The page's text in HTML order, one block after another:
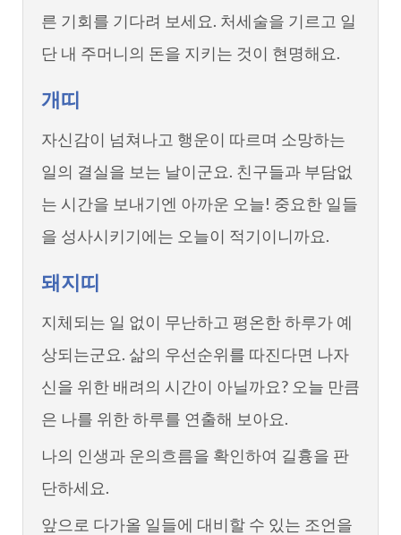
른 기회를 기다려 보세요. 처세술을 기르고 일
단 내 주머니의 돈을 지키는 것이 현명해요.
개띠
자신감이 넘쳐나고 행운이 따르며 소망하는
일의 결실을 보는 날이군요. 친구들과 부담없
는 시간을 보내기엔 아까운 오늘! 중요한 일들
을 성사시키기에는 오늘이 적기이니까요.
돼지띠
지체되는 일 없이 무난하고 평온한 하루가 예
상되는군요. 삶의 우선순위를 따진다면 나자
신을 위한 배려의 시간이 아닐까요? 오늘 만큼
은 나를 위한 하루를 연출해 보아요.
나의 인생과 운의흐름을 확인하여 길흉을 판
단하세요.
앞으로 다가올 일들에 대비할 수 있는 조언을